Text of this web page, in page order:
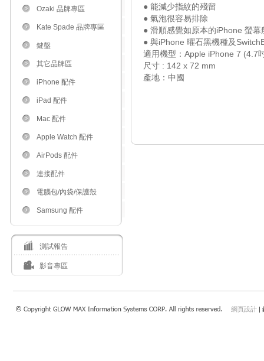
Ozaki 品牌專區
Kate Spade 品牌專區
鍵盤
其它品牌區
iPhone 配件
iPad 配件
Mac 配件
Apple Watch 配件
AirPods 配件
連接配件
電腦包/內袋/保護殼
Samsung 配件
測試報告
影音專區
● 能減少指紋的殘留
● 氣泡很容易排除
● 滑順感覺如原本的iPhone 螢幕
● 與iPhone 曜石黑機種及
適用機型：Apple iPhone 7 (4.7
尺寸 : 142 x 72 mm
產地：中國
網頁設計 |